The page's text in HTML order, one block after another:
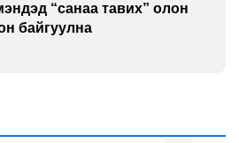
“санаа тавих” олон
байгуулна